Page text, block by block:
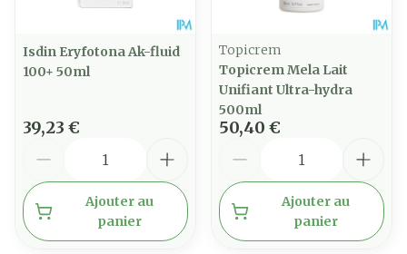
Isdin Eryfotona Ak-fluid
100+ 50ml
39,23 €
Ajouter au
panier
Topicrem
Topicrem Mela Lait
Unifiant Ultra-hydra
500ml
50,40 €
Ajouter au
panier